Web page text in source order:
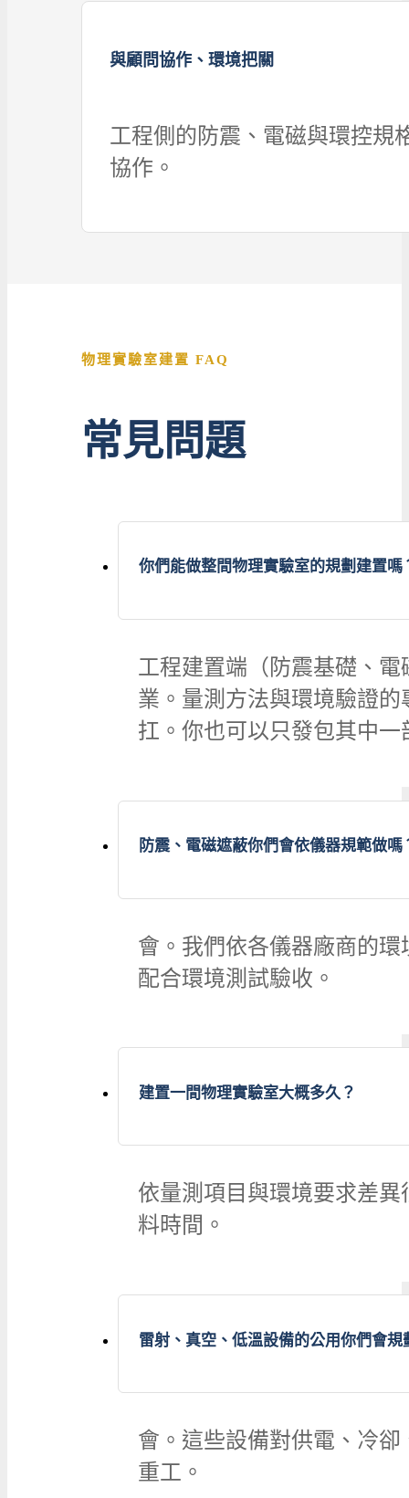
與顧問協作、環境把關
工程側的防震、電磁與環控規
協作。
物理實驗室建置 FAQ
常見問題
你們能做整間物理實驗室的規劃建置嗎
工程建置端（防震基礎、
業。量測方法與環境驗證
扛。你也可以只發包其中一
防震、電磁遮蔽你們會依儀器規範做嗎
會。我們依各儀器廠商的
配合環境測試驗收。
建置一間物理實驗室大概多久？
依量測項目與環境要求差
料時間。
雷射、真空、低溫設備的公用你們會規
會。這些設備對供電、冷
重工。